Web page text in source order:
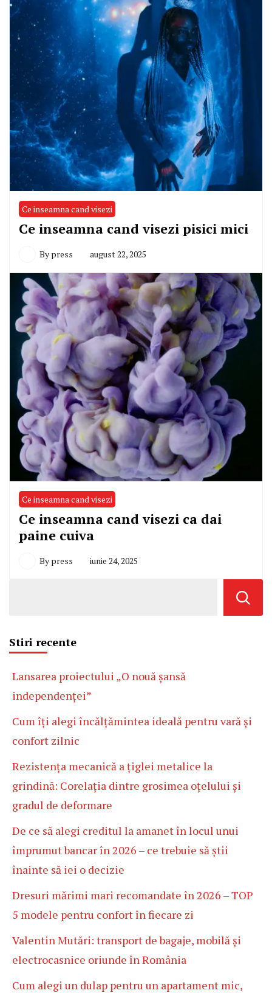
Ce inseamna cand visezi
Ce inseamna cand visezi pisici mici
By press august 22, 2025
Ce inseamna cand visezi
Ce inseamna cand visezi ca dai
paine cuiva
By press iunie 24, 2025
Stiri recente
Lansarea proiectului „O nouă șansă
independenței”
Cum îți alegi încălțămintea ideală pentru vară și
confort zilnic
Rezistența mecanică a țiglei metalice la
grindină: Corelația dintre grosimea oțelului și
gradul de deformare
De ce să alegi creditul la amanet în locul unui
împrumut bancar în 2026 – ce trebuie să știi
înainte să iei o decizie
Dresuri mărimi mari recomandate în 2026 – TOP
5 modele pentru confort în fiecare zi
Valentin Mutări: transport de bagaje, mobilă și
electrocasnice oriunde în România
Cum alegi un dulap pentru un apartament mic,